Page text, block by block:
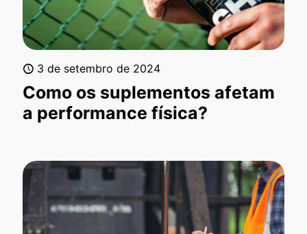
3 de setembro de 2024
Como os suplementos afetam
a performance física?